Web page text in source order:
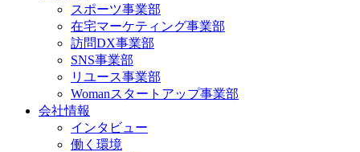
スポーツ事業部
在宅マーケティング事業部
訪問DX事業部
SNS事業部
リユース事業部
Womanスタートアップ事業部
会社情報
インタビュー
働く環境